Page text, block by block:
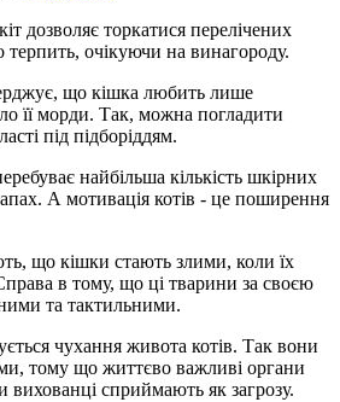
дозволяє торкатися перелічених
терпить, очікуючи на винагороду.
що кішка любить лише
її морди. Так, можна погладити
під підборіддям.
найбільша кількість шкірних
А мотивація котів - це поширення
що кішки стають злими, коли їх
в тому, що ці тварини за своєю
та тактильними.
чухання живота котів. Так вони
тому що життєво важливі органи
вихованці сприймають як загрозу.